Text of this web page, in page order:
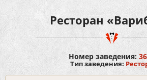
Ресторан
Номер заведения:
Тип заведения: